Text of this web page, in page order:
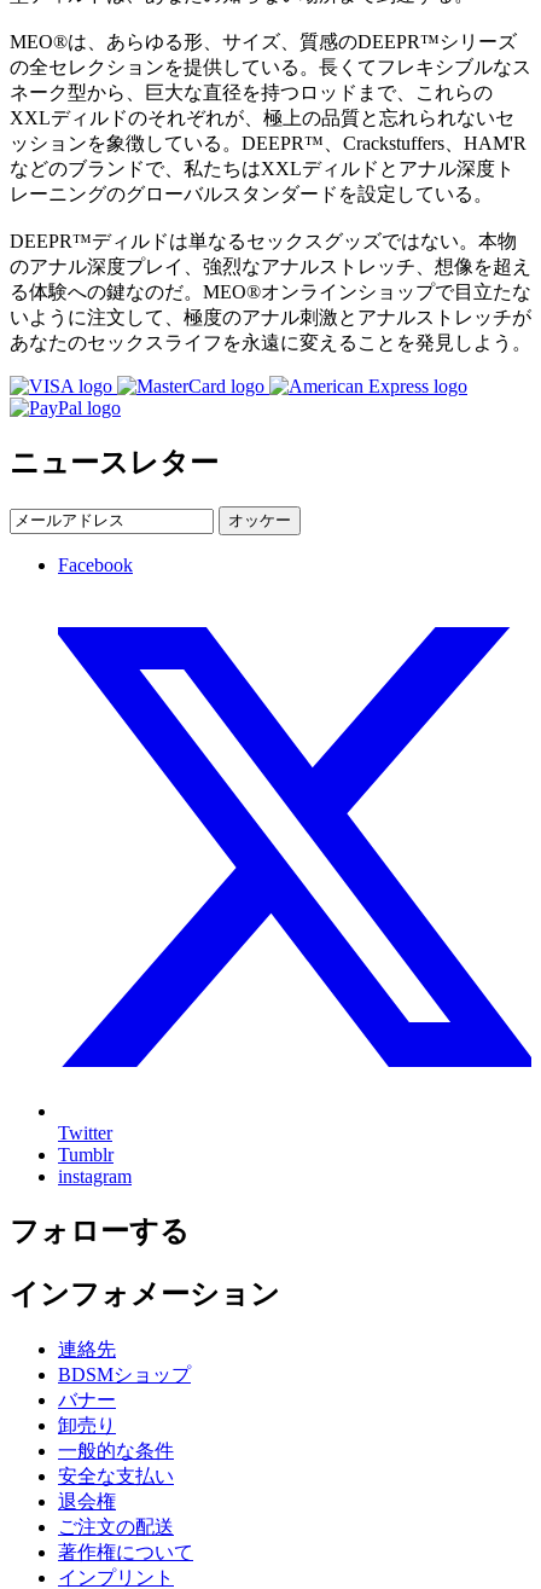
MEO®は、あらゆる形、サイズ、質感のDEEPR™シリーズ
の全セレクションを提供している。長くてフレキシブルなス
ネーク型から、巨大な直径を持つロッドまで、これらの
XXLディルドのそれぞれが、極上の品質と忘れられないセ
ッションを象徴している。DEEPR™、Crackstuffers、HAM'R
などのブランドで、私たちはXXLディルドとアナル深度ト
レーニングのグローバルスタンダードを設定している。
DEEPR™ディルドは単なるセックスグッズではない。本物
のアナル深度プレイ、強烈なアナルストレッチ、想像を超え
る体験への鍵なのだ。MEO®オンラインショップで目立たな
いように注文して、極度のアナル刺激とアナルストレッチが
あなたのセックスライフを永遠に変えることを発見しよう。
ニュースレター
オッケー
Facebook
Twitter
Tumblr
instagram
フォローする
インフォメーション
連絡先
BDSMショップ
バナー
卸売り
一般的な条件
安全な支払い
退会権
ご注文の配送
著作権について
インプリント